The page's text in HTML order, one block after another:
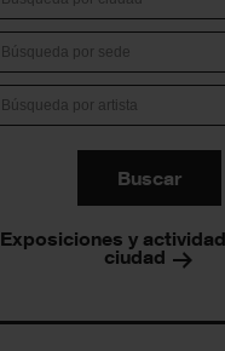
Buscar
Exposiciones y
ciudad